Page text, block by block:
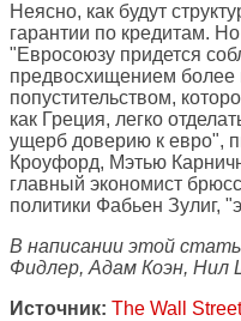
Неясно, как будут
гарантии по кредитам.
"Евросоюзу придется
предвосхищением более
попустительством,
как Греция, легко
ущерб доверию к евро",
Кроуфорд, Мэтью
главный экономист
политики Фабьен Зулиг,
В написании этой
Фидлер, Адам Коэн, Нил
Источник: The Wall